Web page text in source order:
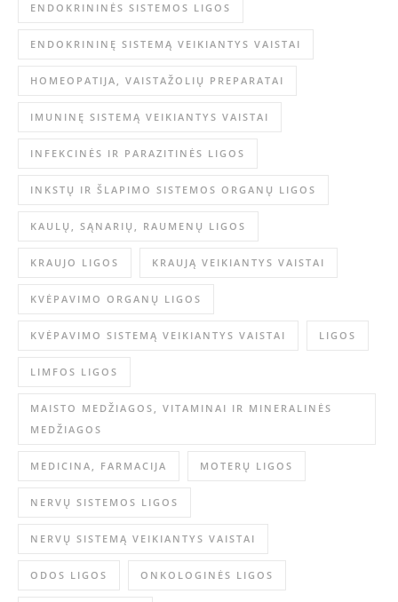
ENDOKRININĖS SISTEMOS LIGOS
ENDOKRININĘ SISTEMĄ VEIKIANTYS VAISTAI
HOMEOPATIJA, VAISTAŽOLIŲ PREPARATAI
IMUNINĘ SISTEMĄ VEIKIANTYS VAISTAI
INFEKCINĖS IR PARAZITINĖS LIGOS
INKSTŲ IR ŠLAPIMO SISTEMOS ORGANŲ LIGOS
KAULŲ, SĄNARIŲ, RAUMENŲ LIGOS
KRAUJO LIGOS KRAUJĄ VEIKIANTYS VAISTAI
KVĖPAVIMO ORGANŲ LIGOS
KVĖPAVIMO SISTEMĄ VEIKIANTYS VAISTAI LIGOS
LIMFOS LIGOS
MAISTO MEDŽIAGOS, VITAMINAI IR MINERALINĖS
MEDŽIAGOS
MEDICINA, FARMACIJA MOTERŲ LIGOS
NERVŲ SISTEMOS LIGOS
NERVŲ SISTEMĄ VEIKIANTYS VAISTAI
ODOS LIGOS ONKOLOGINĖS LIGOS